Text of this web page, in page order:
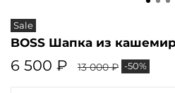
Sale
BOSS Шапка из
6 500 ₽ 13 000 ₽ -50%